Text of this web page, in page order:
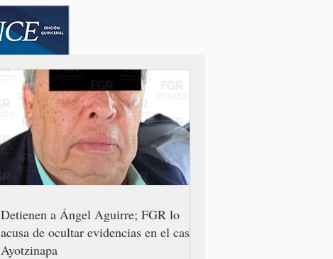
Detienen a Ángel Aguirre; FGR lo
acusa de ocultar evidencias en el caso
Ayotzinapa